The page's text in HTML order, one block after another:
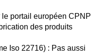
portail européen CPNP
des produits
Iso 22716) : Pas aussi